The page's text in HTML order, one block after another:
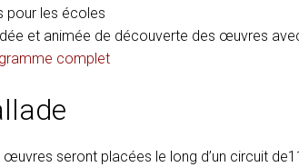
pour les écoles
et animée de découverte des œuvres
complet
œuvres seront placées le long d’un circuit